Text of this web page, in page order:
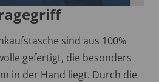
sind aus 100%
gefertigt, die besonders
in der Hand liegt. Durch die